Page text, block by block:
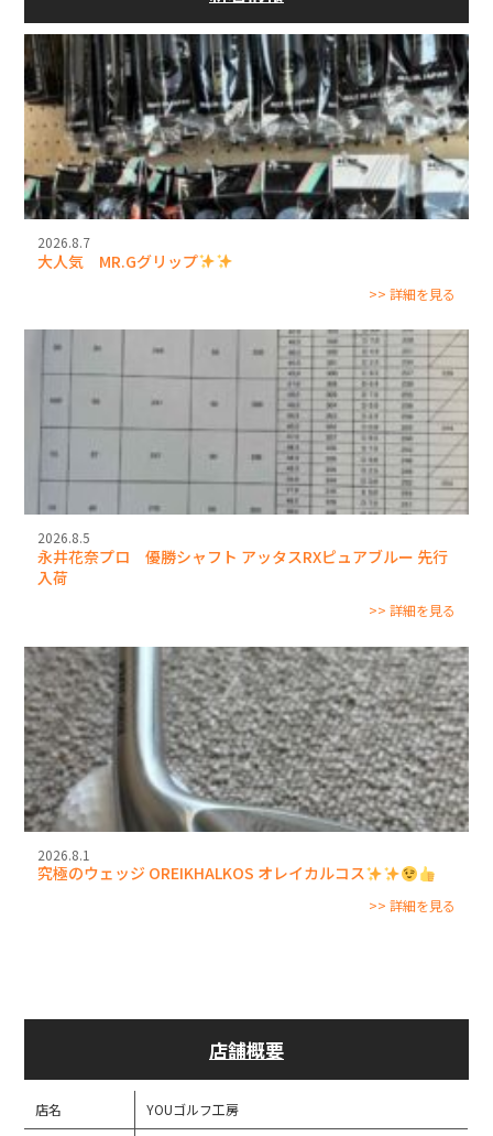
2026.8.7
大人気 MR.Gグリップ
>> 詳細を見る
2026.8.5
永井花奈プロ 優勝シャフト アッタスRXピュアブルー 先行
入荷
>> 詳細を見る
2026.8.1
究極のウェッジ OREIKHALKOS オレイカルコス
>> 詳細を見る
店舗概要
店名 YOUゴルフ工房